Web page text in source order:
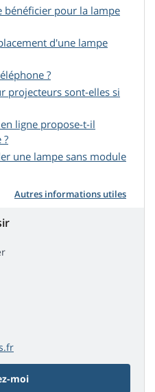
bénéficier pour la lampe
d'une lampe
?
projecteurs sont-elles si
ligne propose-t-il
?
une lampe sans module
Autres informations utiles
moi